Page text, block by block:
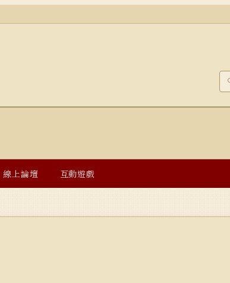
線上論壇 互動遊戲